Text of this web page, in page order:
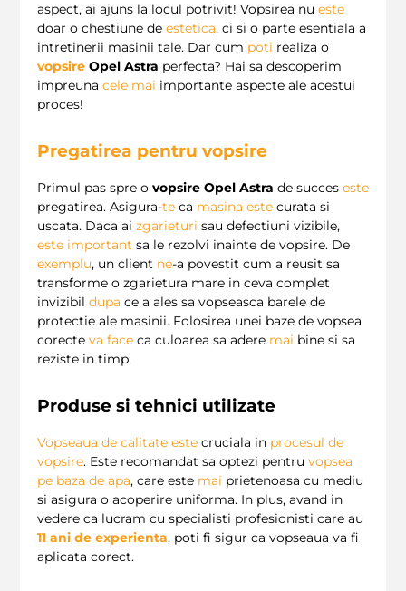
aspect, ai ajuns la locul potrivit! Vopsirea nu este
doar o chestiune de estetica, ci si o parte esentiala a
intretinerii masinii tale. Dar cum poti realiza o
vopsire Opel Astra perfecta? Hai sa descoperim
impreuna cele mai importante aspecte ale acestui
proces!
Pregatirea pentru vopsire
Primul pas spre o vopsire Opel Astra de succes este
pregatirea. Asigura-te ca masina este curata si
uscata. Daca ai zgarieturi sau defectiuni vizibile,
este important sa le rezolvi inainte de vopsire. De
exemplu, un client ne-a povestit cum a reusit sa
transforme o zgarietura mare in ceva complet
invizibil dupa ce a ales sa vopseasca barele de
protectie ale masinii. Folosirea unei baze de vopsea
corecte va face ca culoarea sa adere mai bine si sa
reziste in timp.
Produse si tehnici utilizate
Vopseaua de calitate este cruciala in procesul de
vopsire. Este recomandat sa optezi pentru vopsea
pe baza de apa, care este mai prietenoasa cu mediu
si asigura o acoperire uniforma. In plus, avand in
vedere ca lucram cu specialisti profesionisti care au
11 ani de experienta, poti fi sigur ca vopseaua va fi
aplicata corect.